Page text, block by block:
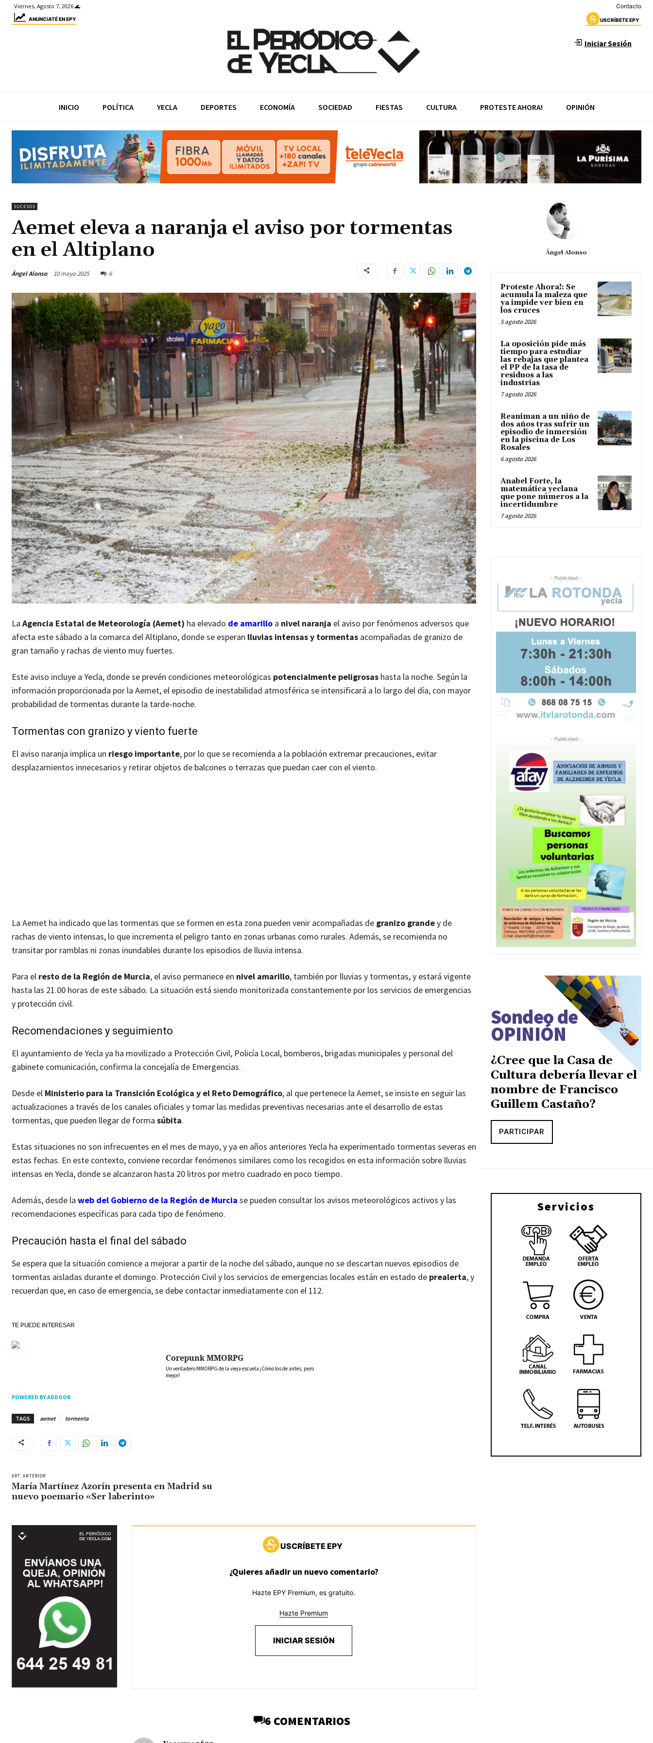
Viernes, Agosto 7, 2026 🌊 Contacto
ANUNCIATÉ EN EPY USCRÍBETE EPY
Iniciar Sesión
INICIO POLÍTICA YECLA DEPORTES ECONOMÍA SOCIEDAD FIESTAS CULTURA PROTESTE AHORA! OPINIÓN
SUCESOS
Aemet eleva a naranja el aviso por tormentas
en el Altiplano
Ángel Alonso 10 mayo 2025 6
La Agencia Estatal de Meteorología (Aemet) ha elevado de amarillo a nivel naranja el aviso por fenómenos adversos que
afecta este sábado a la comarca del Altiplano, donde se esperan lluvias intensas y tormentas acompañadas de granizo de
gran tamaño y rachas de viento muy fuertes.
Este aviso incluye a Yecla, donde se prevén condiciones meteorológicas potencialmente peligrosas hasta la noche. Según la
información proporcionada por la Aemet, el episodio de inestabilidad atmosférica se intensificará a lo largo del día, con mayor
probabilidad de tormentas durante la tarde-noche.
Tormentas con granizo y viento fuerte
El aviso naranja implica un riesgo importante, por lo que se recomienda a la población extremar precauciones, evitar
desplazamientos innecesarios y retirar objetos de balcones o terrazas que puedan caer con el viento.
La Aemet ha indicado que las tormentas que se formen en esta zona pueden venir acompañadas de granizo grandey de
rachas de viento intensas, lo que incrementa el peligro tanto en zonas urbanas como rurales. Además, se recomienda no
transitar por ramblas ni zonas inundables durante los episodios de lluvia intensa.
Para el resto de la Región de Murcia, el aviso permanece en nivel amarillo, también por lluvias y tormentas, y estará vigente
hasta las 21.00 horas de este sábado. La situación está siendo monitorizada constantemente por los servicios de emergencias
y protección civil.
Recomendaciones y seguimiento
El ayuntamiento de Yecla ya ha movilizado a Protección Civil, Policía Local, bomberos, brigadas municipales y personal del
gabinete comunicación, confirma la concejalía de Emergencias.
Desde el Ministerio para la Transición Ecológica y el Reto Demográfico, al que pertenece la Aemet, se insiste en seguir las
actualizaciones a través de los canales oficiales y tomar las medidas preventivas necesarias ante el desarrollo de estas
tormentas, que pueden llegar de forma súbita.
Estas situaciones no son infrecuentes en el mes de mayo, y ya en años anteriores Yecla ha experimentado tormentas severas en
estas fechas. En este contexto, conviene recordar fenómenos similares como los recogidos en esta información sobre lluvias
intensas en Yecla, donde se alcanzaron hasta 20 litros por metro cuadrado en poco tiempo.
Además, desde la web del Gobierno de la Región de Murcia se pueden consultar los avisos meteorológicos activos y las
recomendaciones específicas para cada tipo de fenómeno.
Precaución hasta el final del sábado
Se espera que la situación comience a mejorar a partir de la noche del sábado, aunque no se descartan nuevos episodios de
tormentas aisladas durante el domingo. Protección Civil y los servicios de emergencias locales están en estado de prealerta, y
recuerdan que, en caso de emergencia, se debe contactar inmediatamente con el 112.
TE PUEDE INTERESAR
Corepunk MMORPG
Un verdadero MMORPG de la vieja escuela ¡Cómo los de antes, pero
mejor!
POWERED BY ADDOOR
TAGS aemet tormenta
ART. ANTERIOR
María Martínez Azorín presenta en Madrid su
nuevo poemario «Ser laberinto»
USCRÍBETE EPY
¿Quieres añadir un nuevo comentario?
Hazte EPY Premium, es gratuito.
Hazte Premium
INICIAR SESIÓN
6 COMENTARIOS
Ángel Alonso
Proteste Ahora!: Se
acumula la maleza que
ya impide ver bien en
los cruces
5 agosto 2026
La oposición pide más
tiempo para estudiar
las rebajas que plantea
el PP de la tasa de
residuos a las
industrias
7 agosto 2026
Reaniman a un niño de
dos años tras sufrir un
episodio de inmersión
en la piscina de Los
Rosales
6 agosto 2026
Anabel Forte, la
matemática yeclana
que pone números a la
incertidumbre
7 agosto 2026
- Publicidad -
- Publicidad -
Sondeo de
OPINIÓN
¿Cree que la Casa de
Cultura debería llevar el
nombre de Francisco
Guillem Castaño?
PARTICIPAR
Servicios